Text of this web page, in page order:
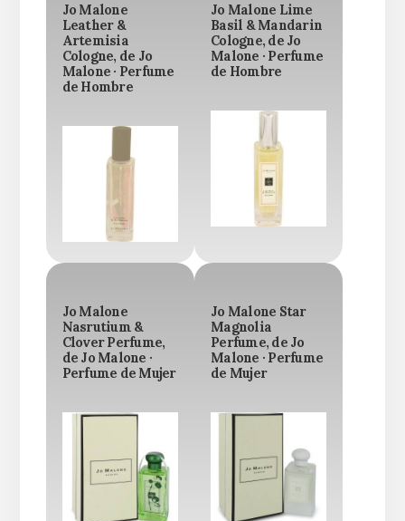
Jo Malone
Leather &
Artemisia
Cologne, de Jo
Malone · Perfume
de Hombre
Jo Malone Lime
Basil & Mandarin
Cologne, de Jo
Malone · Perfume
de Hombre
Jo Malone
Nasrutium &
Clover Perfume,
de Jo Malone ·
Perfume de Mujer
Jo Malone Star
Magnolia
Perfume, de Jo
Malone · Perfume
de Mujer